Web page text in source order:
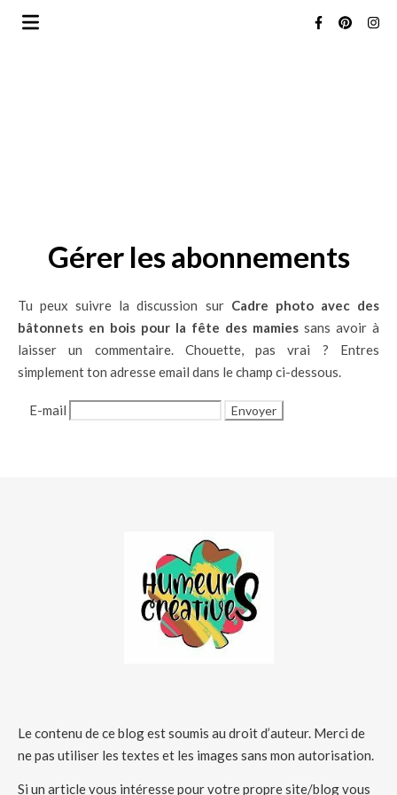
Gérer les abonnements
Tu peux suivre la discussion sur Cadre photo avec des
bâtonnets en bois pour la fête des mamies sans avoir à
laisser un commentaire. Chouette, pas vrai ? Entres
simplement ton adresse email dans le champ ci-dessous.
E-mail
Le contenu de ce blog est soumis au droit d’auteur. Merci de
ne pas utiliser les textes et les images sans mon autorisation.
Si un article vous intéresse pour votre propre site/blog vous